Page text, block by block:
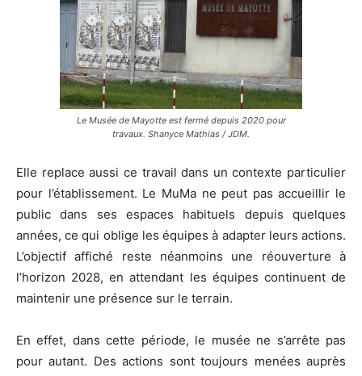
Le Musée de Mayotte est fermé depuis 2020 pour
travaux. Shanyce Mathias / JDM.
Elle replace aussi ce travail dans un contexte particulier
pour l’établissement. Le MuMa ne peut pas accueillir le
public dans ses espaces habituels depuis quelques
années, ce qui oblige les équipes à adapter leurs actions.
L’objectif affiché reste néanmoins une réouverture à
l’horizon 2028, en attendant les équipes continuent de
maintenir une présence sur le terrain.
En effet, dans cette période, le musée ne s’arrête pas
pour autant. Des actions sont toujours menées auprès